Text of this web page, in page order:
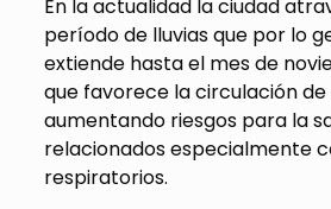
En la actualidad la ciudad
período de lluvias que por lo
extiende hasta el mes de
que favorece la circulación de
aumentando riesgos para la
relacionados especialmente
respiratorios.